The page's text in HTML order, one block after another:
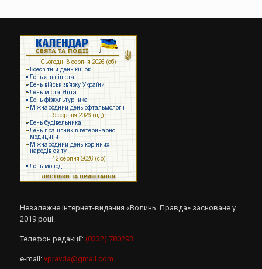
Незалежне інтернет-видання «Волинь. Правда» засноване у
2019 році.
Телефон редакції: (0332) 780293
e-mail: vpravda@gmail.com